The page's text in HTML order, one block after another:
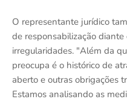
O representante jurídico
de responsabilização
irregularidades. "Além da
preocupa é o histórico de
aberto e outras obrigações
Estamos analisando as